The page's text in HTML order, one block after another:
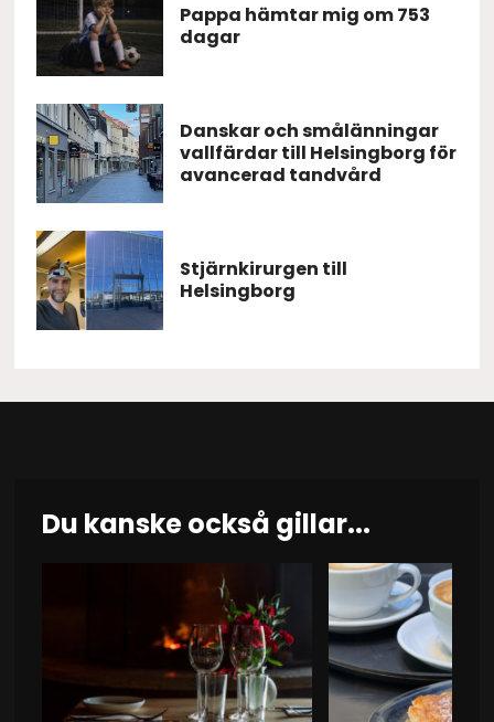
Pappa hämtar mig om 753
dagar
Danskar och smålänningar
vallfärdar till Helsingborg för
avancerad tandvård
Stjärnkirurgen till
Helsingborg
Du kanske också gillar...